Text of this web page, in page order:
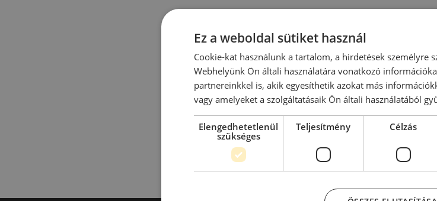
Ma
2 5
Ez a weboldal sütiket használ
Cookie-kat használunk a tartalom, a hirdetések személyre
Webhelyünk Ön általi használatára vonatkozó
partnereinkkel is, akik egyesíthetik azokat más
vagy amelyeket a szolgáltatásaik Ön általi használatából
Elengedhetetlenül
szükséges
Teljesítmény Célzás